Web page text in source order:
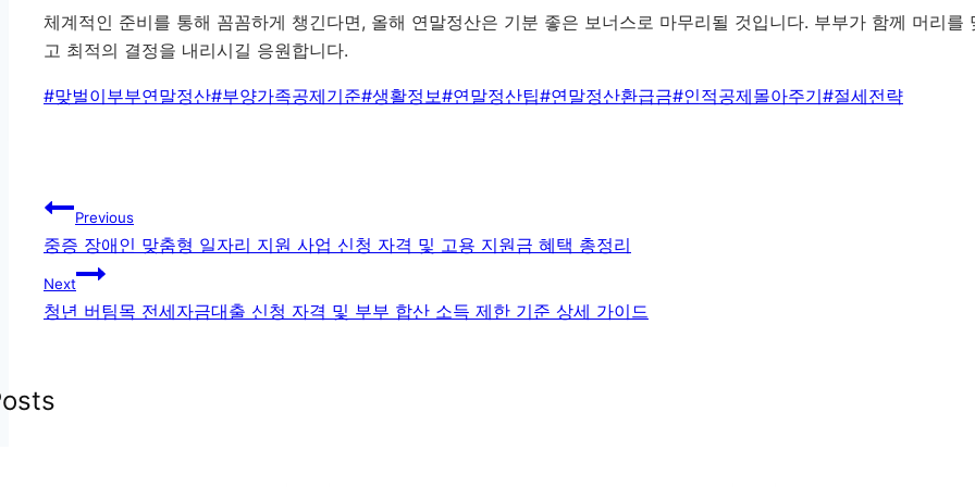
체계적인 준비를 통해 꼼꼼하게 챙긴다면, 올해 연말정산은 기분 좋은 보너스로 마무리될 것입니다. 부부가 함께 머리를
고 최적의 결정을 내리시길 응원합니다.
Post
#맞벌이부부연말정산#부양가족공제기준#생활정보#연말정산팁#연말정산환급금#인적공제몰아주기#절세전략
글
탐
색
Previous
중증 장애인 맞춤형 일자리 지원 사업 신청 자격 및 고용 지원금 혜택 총정리
Next
청년 버팀목 전세자금대출 신청 자격 및 부부 합산 소득 제한 기준 상세 가이드